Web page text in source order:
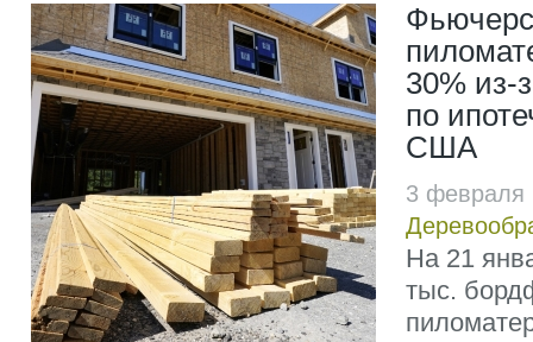
30% из-
по
США
3
На 21
тыс.